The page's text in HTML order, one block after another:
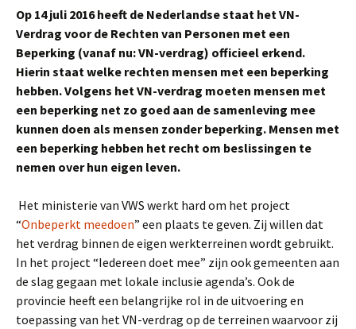
Op 14 juli 2016 heeft de Nederlandse staat het VN-
Verdrag voor de Rechten van Personen met een
Beperking (vanaf nu: VN-verdrag) officieel erkend.
Hierin staat welke rechten mensen met een beperking
hebben. Volgens het VN-verdrag moeten mensen met
een beperking net zo goed aan de samenleving mee
kunnen doen als mensen zonder beperking. Mensen met
een beperking hebben het recht om beslissingen te
nemen over hun eigen leven.
Het ministerie van VWS werkt hard om het project
“Onbeperkt meedoen” een plaats te geven. Zij willen dat
het verdrag binnen de eigen werkterreinen wordt gebruikt.
In het project “Iedereen doet mee” zijn ook gemeenten aan
de slag gegaan met lokale inclusie agenda’s. Ook de
provincie heeft een belangrijke rol in de uitvoering en
toepassing van het VN-verdrag op de terreinen waarvoor zij